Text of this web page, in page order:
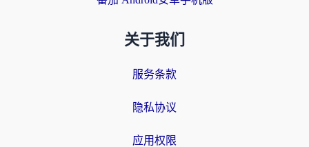
关于我们
服务条款
隐私协议
应用权限